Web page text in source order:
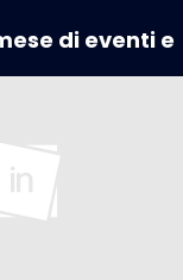
di eventi e